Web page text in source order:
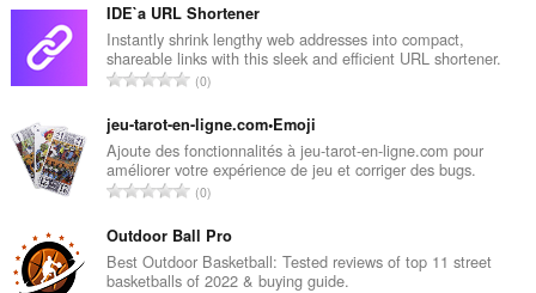
B
e
w
e
r
t
u
n
e
n
:
s
a
m
t
B
e
w
e
r
t
u
IDE`a URL Shortener
Instantly shrink lengthy web addresses into compact,
shareable links with this sleek and efficient URL shortener.
G
s
a
m
t
B
e
0
jeu-tarot-en-ligne.com•Emoji
Ajoute des fonctionnalités à jeu-tarot-en-ligne.com pour
améliorer votre expérience de jeu et corriger des bugs.
G
s
a
m
0
Outdoor Ball Pro
Best Outdoor Basketball: Tested reviews of top 11 street
basketballs of 2022 & buying guide.